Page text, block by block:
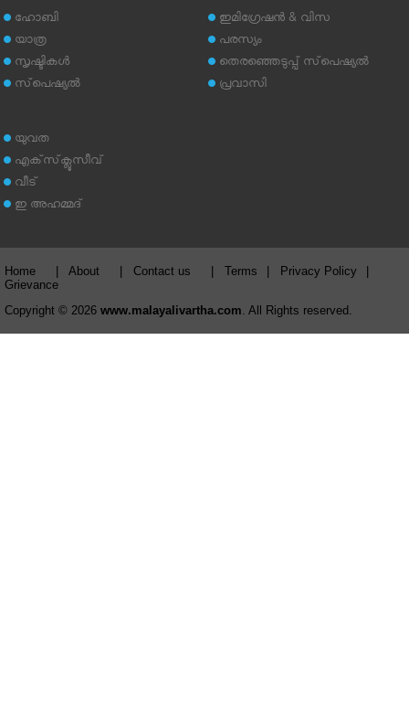
ഹോബി
യാത്ര
സൃഷ്ടികള്‍
സ്‌പെഷ്യല്‍
ഇമിഗ്രേഷന്‍ & വിസ
പരസ്യം
തെരഞ്ഞെടുപ്പ് സ്‌പെഷ്യല്‍
പ്രവാസി
യുവത
എക്‌സ്‌ക്ലൂസീവ്
വീട്
ഇ അഹമ്മദ്‌
Home About Contact us Terms Privacy Policy
Grievance
Copyright © 2026 www.malayalivartha.com . All Rights reserved.